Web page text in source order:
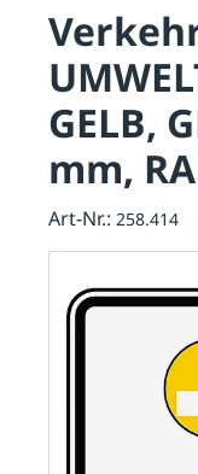
GELB,
mm,
Art-Nr.: 258.414